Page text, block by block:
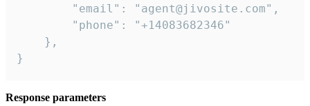
        "email": "agent@jivosite.com",
        "phone": "+14083682346"
    },
}
Response parameters